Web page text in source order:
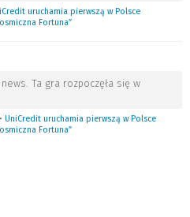
uruchamia pierwszą w Polsce
Fortuna”
Ta gra rozpoczęła się w
• UniCredit uruchamia pierwszą w Polsce
Fortuna”